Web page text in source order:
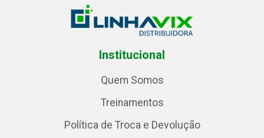
Institucional
Quem Somos
Treinamentos
Política de Troca e Devolução